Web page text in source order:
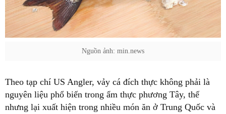
Nguồn ảnh: min.news
Theo tạp chí US Angler, vảy cá đích thực không phải là
nguyên liệu phổ biến trong ẩm thực phương Tây, thế
nhưng lại xuất hiện trong nhiều món ăn ở Trung Quốc và